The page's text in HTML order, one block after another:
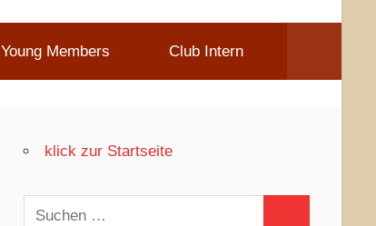
Young Members Club Intern
klick zur Startseite
Suchen